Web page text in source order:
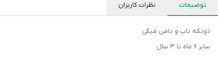
توضیحات نظرات کاربران
دوتکه تاپ و دامن میکی
سایز ۹ ماه تا ۳ سال